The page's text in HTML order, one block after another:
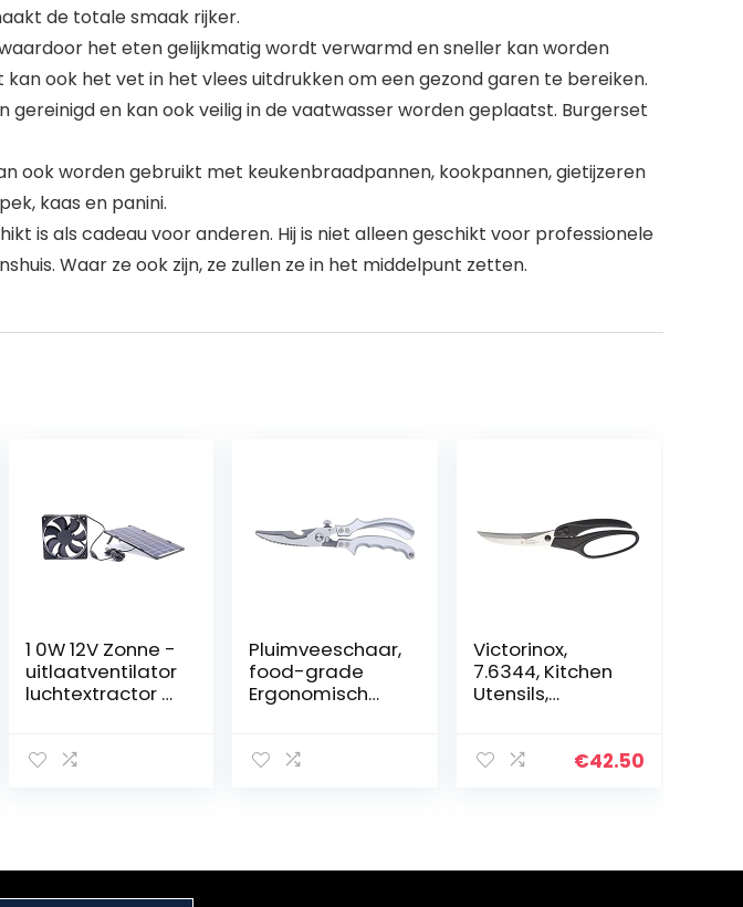
de totale smaak rijker.
het eten gelijkmatig wordt verwarmd en sneller kan worden
ook het vet in het vlees uitdrukken om een gezond garen te bereiken.
gereinigd en kan ook veilig in de vaatwasser worden geplaatst. Burgerset
ook worden gebruikt met keukenbraadpannen, kookpannen, gietijzeren
kaas en panini.
is als cadeau voor anderen. Hij is niet alleen geschikt voor professionele
Waar ze ook zijn, ze zullen ze in het middelpunt zetten.
1 0W 12V Zonne -
uitlaatventilator
luchtextractor 5
zonnepaneel
kippenhuizen
kas rv Makkelijk
Pluimveeschaar,
food-grade
Ergonomisch
Hoge scherpte
Victorinox,
7.6344, Kitchen
Utensils,
Extra scharfe
€42.50